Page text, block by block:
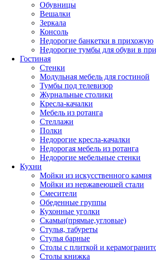
Обувницы
Вешалки
Зеркала
Консоль
Недорогие банкетки в прихожую
Недорогие тумбы для обуви в
Гостиная
Стенки
Модульная мебель для гостиной
Тумбы под телевизор
Журнальные столики
Кресла-качалки
Мебель из ротанга
Стеллажи
Полки
Недорогие кресла-качалки
Недорогая мебель из ротанга
Недорогие мебельные стенки
Кухни
Мойки из искусственного камня
Мойки из нержавеющей стали
Смесители
Обеденные группы
Кухонные уголки
Скамьи(прямые,угловые)
Стулья, табуреты
Стулья барные
Столы с плиткой и
Столы книжка